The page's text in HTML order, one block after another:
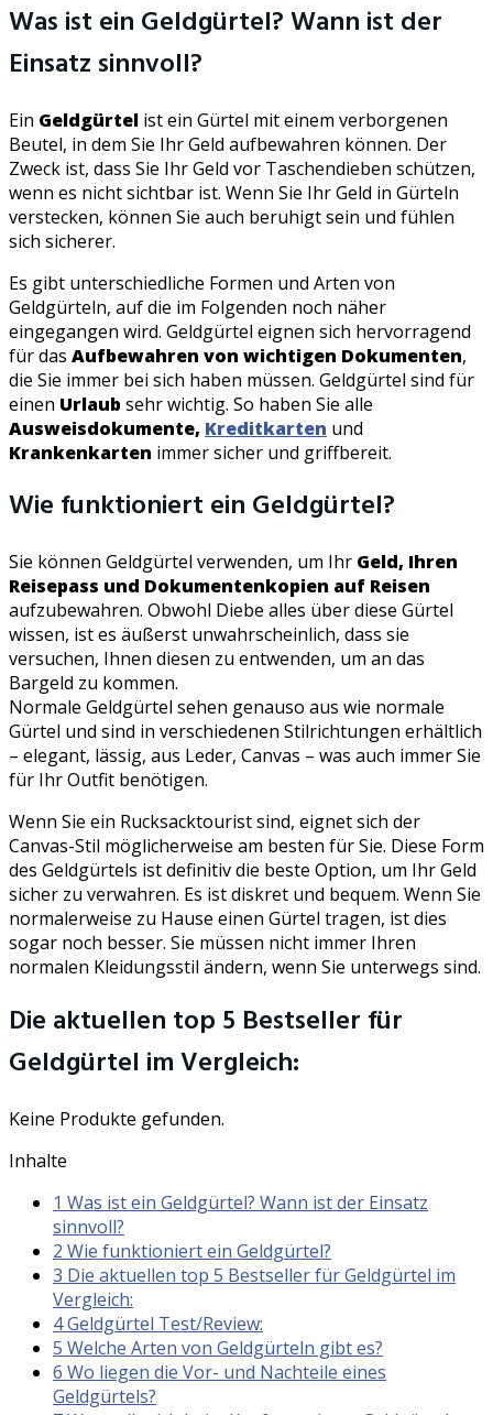
Was ist ein Geldgürtel? Wann ist der
Einsatz sinnvoll?
Ein Geldgürtel ist ein Gürtel mit einem verborgenen
Beutel, in dem Sie Ihr Geld aufbewahren können. Der
Zweck ist, dass Sie Ihr Geld vor Taschendieben schützen,
wenn es nicht sichtbar ist. Wenn Sie Ihr Geld in Gürteln
verstecken, können Sie auch beruhigt sein und fühlen
sich sicherer.
Es gibt unterschiedliche Formen und Arten von
Geldgürteln, auf die im Folgenden noch näher
eingegangen wird. Geldgürtel eignen sich hervorragend
für das Aufbewahren von wichtigen Dokumenten,
die Sie immer bei sich haben müssen. Geldgürtel sind für
einen Urlaub sehr wichtig. So haben Sie alle
Ausweisdokumente, Kreditkarten und
Krankenkarten immer sicher und griffbereit.
Wie funktioniert ein Geldgürtel?
Sie können Geldgürtel verwenden, um Ihr Geld, Ihren
Reisepass und Dokumentenkopien auf Reisen
aufzubewahren. Obwohl Diebe alles über diese Gürtel
wissen, ist es äußerst unwahrscheinlich, dass sie
versuchen, Ihnen diesen zu entwenden, um an das
Bargeld zu kommen.
Normale Geldgürtel sehen genauso aus wie normale
Gürtel und sind in verschiedenen Stilrichtungen erhältlich
– elegant, lässig, aus Leder, Canvas – was auch immer Sie
für Ihr Outfit benötigen.
Wenn Sie ein Rucksacktourist sind, eignet sich der
Canvas-Stil möglicherweise am besten für Sie. Diese Form
des Geldgürtels ist definitiv die beste Option, um Ihr Geld
sicher zu verwahren. Es ist diskret und bequem. Wenn Sie
normalerweise zu Hause einen Gürtel tragen, ist dies
sogar noch besser. Sie müssen nicht immer Ihren
normalen Kleidungsstil ändern, wenn Sie unterwegs sind.
Die aktuellen top 5 Bestseller für
Geldgürtel im Vergleich:
Keine Produkte gefunden.
Inhalte
1 Was ist ein Geldgürtel? Wann ist der Einsatz
sinnvoll?
2 Wie funktioniert ein Geldgürtel?
3 Die aktuellen top 5 Bestseller für Geldgürtel im
Vergleich:
4Geldgürtel Test/Review:
5 Welche Arten von Geldgürteln gibt es?
6 Wo liegen die Vor- und Nachteile eines
Geldgürtels?